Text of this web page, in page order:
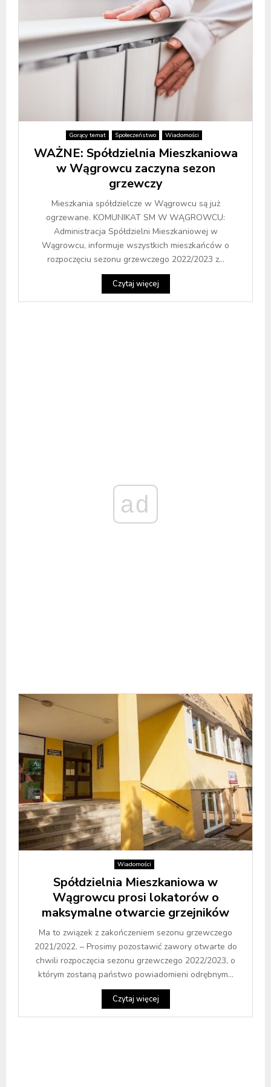
Gorący temat Społeczeństwo Wiadomości
WAŻNE: Spółdzielnia Mieszkaniowa
w Wągrowcu zaczyna sezon
grzewczy
Mieszkania spółdzielcze w Wągrowcu są już
ogrzewane. KOMUNIKAT SM W WĄGROWCU:
Administracja Spółdzielni Mieszkaniowej w
Wągrowcu, informuje wszystkich mieszkańców o
rozpoczęciu sezonu grzewczego 2022/2023 z...
Czytaj więcej
ad
Wiadomości
Spółdzielnia Mieszkaniowa w
Wągrowcu prosi lokatorów o
maksymalne otwarcie grzejników
Ma to związek z zakończeniem sezonu grzewczego
2021/2022. – Prosimy pozostawić zawory otwarte do
chwili rozpoczęcia sezonu grzewczego 2022/2023, o
którym zostaną państwo powiadomieni odrębnym...
Czytaj więcej